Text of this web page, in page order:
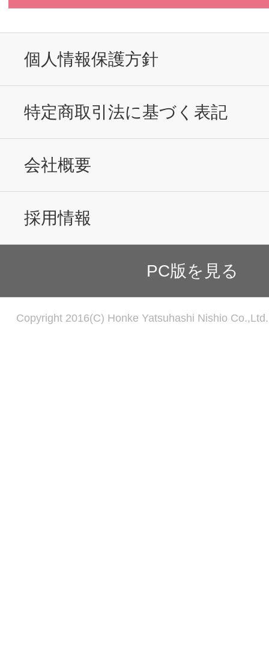
個人情報保護方針
特定商取引法に基づく表記
会社概要
採用情報
PC版を見る
Copyright 2016(C) Honke Yatsuhashi Nishio